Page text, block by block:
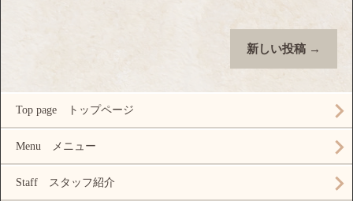
新しい投稿 →
Top page トップページ
Menu メニュー
Staff スタッフ紹介